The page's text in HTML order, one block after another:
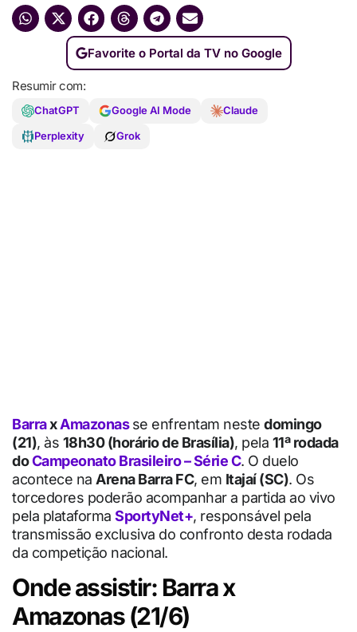
Favorite o Portal da TV no Google
Resumir com:
ChatGPT Google AI Mode
Claude
Perplexity
Grok
BarraxAmazonasse enfrentam neste domingo
(21), às 18h30 (horário de Brasília), pela 11ª rodada
doCampeonato Brasileiro – Série C. O duelo
acontece na Arena Barra FC, em Itajaí (SC). Os
torcedores poderão acompanhar a partida ao vivo
pela plataforma SportyNet+, responsável pela
transmissão exclusiva do confronto desta rodada
da competição nacional.
Onde assistir: Barra x
Amazonas (21/6)